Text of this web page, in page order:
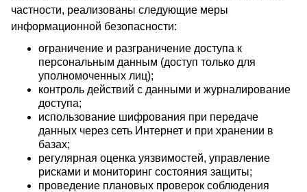
частности, реализованы следующие меры
информационной безопасности:
ограничение и разграничение доступа к
персональным данным (доступ только для
уполномоченных лиц);
контроль действий с данными и журналирование
доступа;
использование шифрования при передаче
данных через сеть Интернет и при хранении в
базах;
регулярная оценка уязвимостей, управление
рисками и мониторинг состояния защиты;
проведение плановых проверок соблюдения